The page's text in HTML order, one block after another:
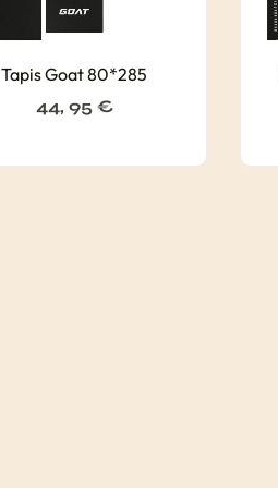
Tapis Goat 80*285
44, 95 €